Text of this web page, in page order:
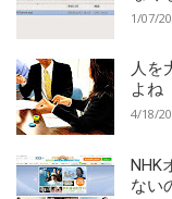
1/07/
人を
よね
4/18/
NHK
ない